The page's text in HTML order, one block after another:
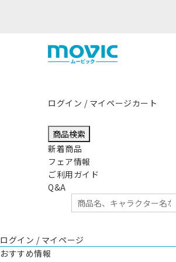
ログイン / マイページカート
商品検索
新着商品
フェア情報
ご利用ガイド
Q&A
ログイン / マイページ
おすすめ情報